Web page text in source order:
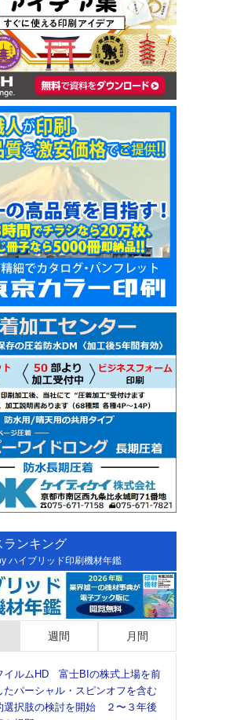
ランキング
ハイブリッド印刷機材年鑑
週間 月間
イルムHD 富士BIの株式上場を前
たパーシャル・スピンオフを含む
選択肢の検討を開始 ２〜３年後